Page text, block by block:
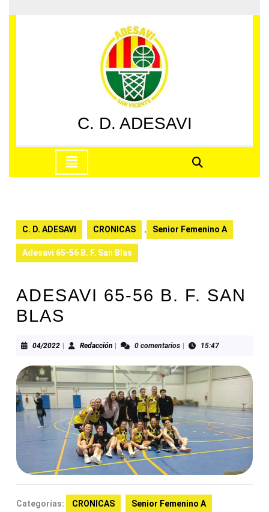
al
C. D. ADESAVI
apertura
C. D. ADESAVI CRONICAS , Senior Femenino A
Adesavi 65-56 B. F. San Blas
ADESAVI 65-56 B. F. SAN
BLAS
04/202204/2022RedacciónRedacción0 comentarios 15:47
Categorías: CRONICAS Senior Femenino A